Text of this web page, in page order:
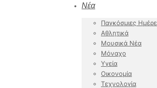
Νέα
Παγκόσμιες
Αθλητικά
Μουσικά Νέα
Μόναχο
Υγεία
Οικονομία
Τεχνολογία